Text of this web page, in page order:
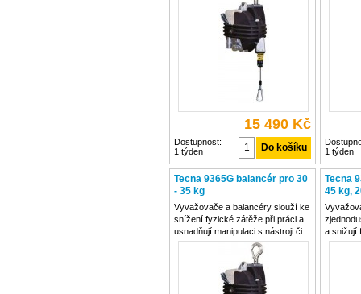
snižují riziko úrazů na pracovišti.
Jsou vhodné pro práci jak ve
15 490 Kč
Dostupnost:
1 týden
1 týden
Tecna 9365G balancér pro 30
- 35 kg
Vyvažovače a balancéry slouží ke
snížení fyzické zátěže při práci a
usnadňují manipulaci s nástroji či
břemeny. Zvyšují efektivitu práce,
eliminují prostoje a především
snižují riziko úrazů na pracovišti.
Jsou vhodné pro práci jak ve
Tecna
45 kg,
a snižují